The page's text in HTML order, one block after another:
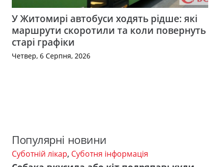
У Житомирі автобуси ходять рідше: які
маршрути скоротили та коли повернуть
старі графіки
Четвер, 6 Серпня, 2026
Популярні новини
Суботній лікар, Суботня інформація